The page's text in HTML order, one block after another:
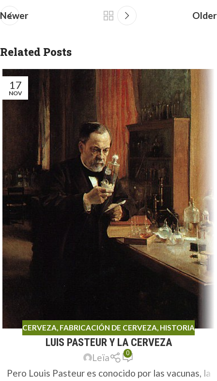
Newer Older
Related Posts
17
NOV
CERVEZA, FABRICACIÓN DE CERVEZA, HISTORIA
LUIS PASTEUR Y LA CERVEZA
Leïa 0
Pero Louis Pasteur es conocido por las vacunas, la